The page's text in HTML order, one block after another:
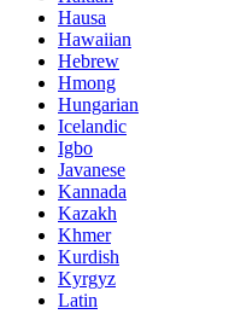
Hausa
Hawaiian
Hebrew
Hmong
Hungarian
Icelandic
Igbo
Javanese
Kannada
Kazakh
Khmer
Kurdish
Kyrgyz
Latin